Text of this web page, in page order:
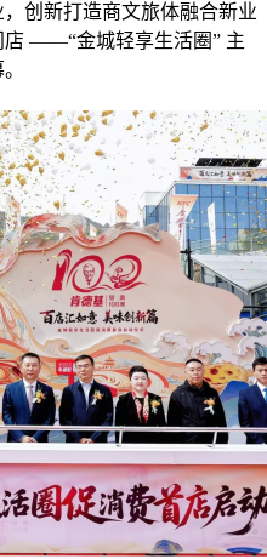
创新打造商文旅体融合新业
店 ——“金城轻享生活圈” 主